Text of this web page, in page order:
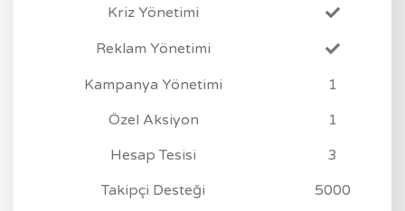
Kriz Yönetimi
Reklam Yönetimi
Kampanya Yönetimi
1
Özel Aksiyon
1
Hesap Tesisi
3
Takipçi Desteği
5000